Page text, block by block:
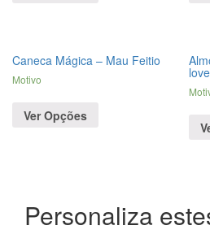
Caneca Mágica – Mau Feitio
Motivo
Ver Opções
Personaliza